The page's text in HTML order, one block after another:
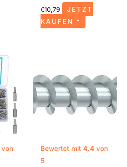
€10,79
JETZT
KAUFEN *
von
Bewertet mit 4.4von
5